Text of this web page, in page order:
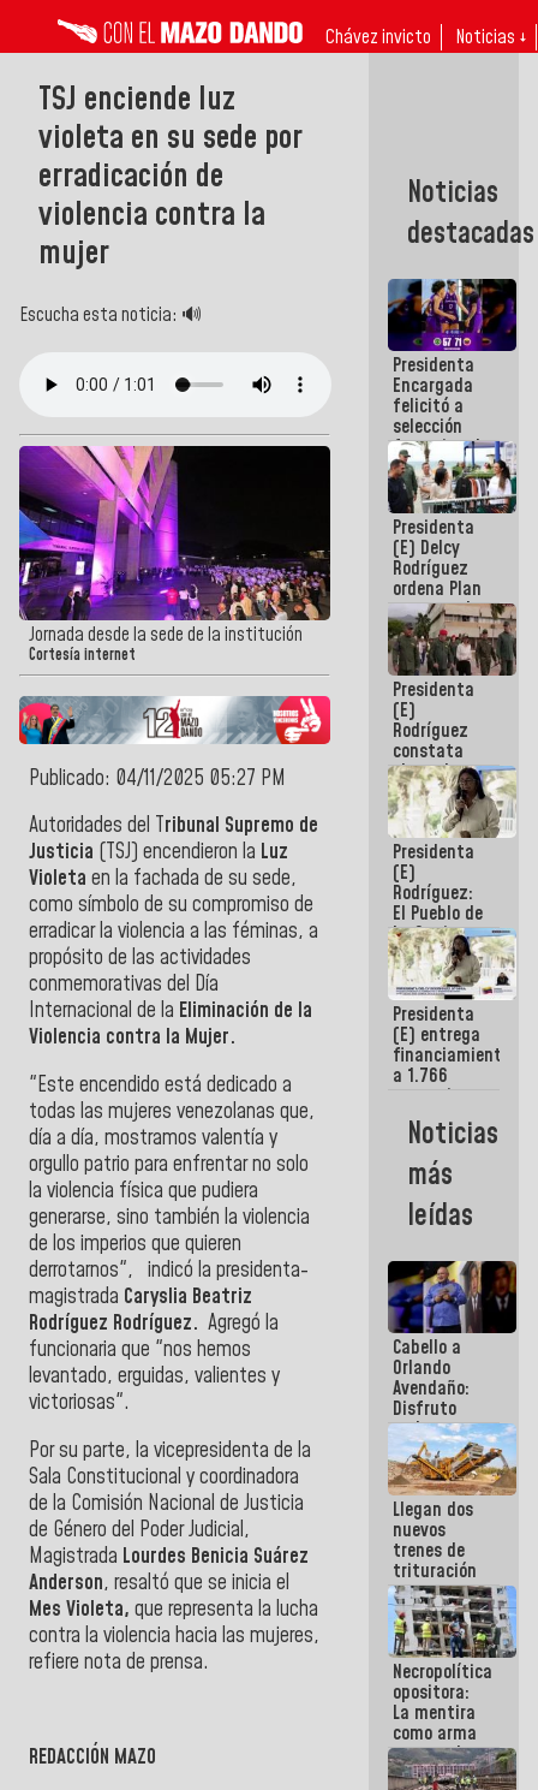
Chávez invicto Noticias ↓
TSJ enciende luz
violeta en su sede por
erradicación de
violencia contra la
mujer
Escucha esta noticia: 🔊
Jornada desde la sede de la institución
Cortesía internet
Publicado: 04/11/2025 05:27 PM
Autoridades del Tribunal Supremo de
Justicia (TSJ) encendieron la Luz
Violeta en la fachada de su sede,
como símbolo de su compromiso de
erradicar la violencia a las féminas, a
propósito de las actividades
conmemorativas del Día
Internacional de la Eliminación de la
Violencia contra la Mujer.
"Este encendido está dedicado a
todas las mujeres venezolanas que,
día a día, mostramos valentía y
orgullo patrio para enfrentar no solo
la violencia física que pudiera
generarse, sino también la violencia
de los imperios que quieren
derrotarnos", indicó la presidenta-
magistrada Caryslia Beatriz
Rodríguez Rodríguez. Agregó la
funcionaria que "nos hemos
levantado, erguidas, valientes y
victoriosas".
Por su parte, la vicepresidenta de la
Sala Constitucional y coordinadora
de la Comisión Nacional de Justicia
de Género del Poder Judicial,
Magistrada Lourdes Benicia Suárez
Anderson, resaltó que se inicia el
Mes Violeta, que representa la lucha
contra la violencia hacia las mujeres,
refiere nota de prensa.
REDACCIÓN MAZO
Noticias
destacadas
Presidenta
Encargada
felicitó a
selección
femenina de
baloncesto
por su
clasificación
a la
AmeriCup
2027
Presidenta
(E) Delcy
Rodríguez
ordena Plan
maestro de
desarrollo
logístico y
turístico
para La
Guaira
Presidenta
(E)
Rodríguez
constata
obras de
rehabilitación
de Escuela
Militar de
Mamo en La
Guaira
Presidenta
(E)
Rodríguez:
El Pueblo de
La Guaira
siempre
estará
acompañada
por el
Gobierno
Nacional
Presidenta
(E) entrega
financiamientos
a 1.766
comerciantes
emprendedores
afectados
por
terremotos
Noticias
más
leídas
Cabello a
Orlando
Avendaño:
Disfruto
cada vez
que escribes
porque lo
que haces
es
embarrarla
Llegan dos
nuevos
trenes de
trituración
para
optimizar
manejo de
escombros
en La Guaira
Necropolítica
opositora:
La mentira
como arma
contra el
Pueblo